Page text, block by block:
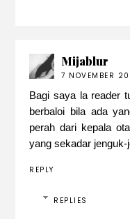
Mijablur
7 NOVEMBER
Bagi saya la reader
berbaloi bila ada
perah dari kepala
yang sekadar jenguk-
REPLY
REPLIES